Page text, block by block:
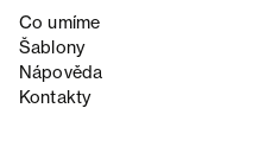
Co umíme
Šablony
Nápověda
Kontakty